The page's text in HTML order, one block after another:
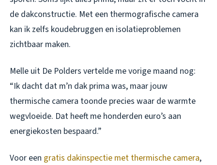
de dakconstructie. Met een thermografische camera
kan ik zelfs koudebruggen en isolatieproblemen
zichtbaar maken.
Melle uit De Polders vertelde me vorige maand nog:
“Ik dacht dat m’n dak prima was, maar jouw
thermische camera toonde precies waar de warmte
wegvloeide. Dat heeft me honderden euro’s aan
energiekosten bespaard.”
Voor een gratis dakinspectie met thermische camera,